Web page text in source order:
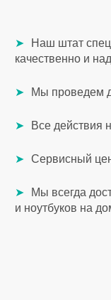
Наш штат
качественно и
Мы проведем
Все действия
Сервисный
Мы всегда
и ноутбуков на